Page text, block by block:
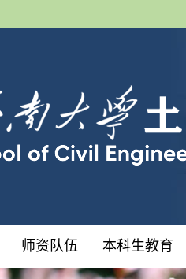
师资队伍 本科生教育